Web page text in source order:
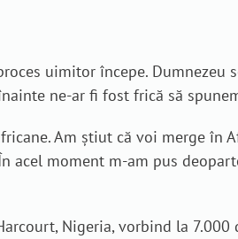
uimitor începe. Dumnezeu
ne-ar fi fost frică să
Am știut că voi merge în
acel moment m-am pus
Nigeria, vorbind la 7.000